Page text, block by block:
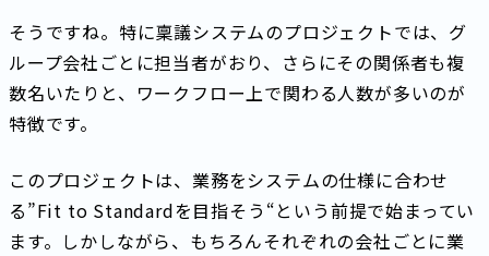
そうですね。特に稟議システムのプロジェクトでは、グ
ループ会社ごとに担当者がおり、さらにその関係者も複
数名いたりと、ワークフロー上で関わる人数が多いのが
特徴です。
このプロジェクトは、業務をシステムの仕様に合わせ
る”Fit to Standardを目指そう“という前提で始まってい
ます。しかしながら、もちろんそれぞれの会社ごとに業